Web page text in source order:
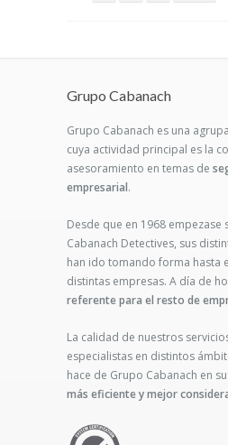
Grupo Cabanach
Grupo Cabanach es una
cuya actividad principal es la
asesoramiento en temas de
empresarial.
Desde que en 1968 empezase
Cabanach Detectives, sus
han ido tomando forma hasta
distintas empresas. A día de
referente para el resto de
La calidad de nuestros
especialistas en distintos
hace de Grupo Cabanach en
más eficiente y mejor